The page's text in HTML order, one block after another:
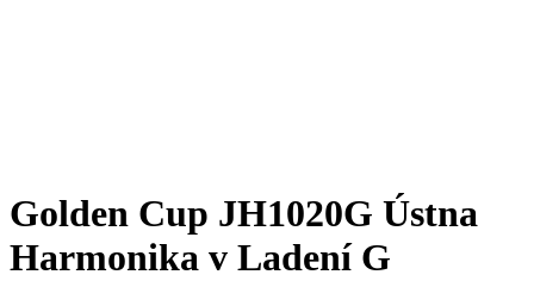
Golden Cup JH1020G Ústna
Harmonika v Ladení G